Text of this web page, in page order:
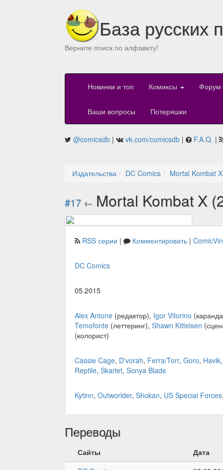
База русских
Верните поиск по алфавиту!
Новинки и топ Комиксы Форум
Ваши вопросы Потеряшки
@comicsdb | vk.com/comicsdb | F.A.Q. |
Издательства DC Comics Mortal Kombat
#17 ← Mortal Kombat X
RSS серии | Комментировать |
DC Comics
05.2015
Alex Antone (редактор), Igor Vitorino
Temofonte (леттеринг), Shawn Kittelsen
(колорист)
Cassie Cage, D'vorah, Ferra/Torr, Goro, Havik
Reptile, Skarlet, Sonya Blade
Kytinn, Outworlder, Shokan, US Special Forces
Переводы
Сайты
Дата